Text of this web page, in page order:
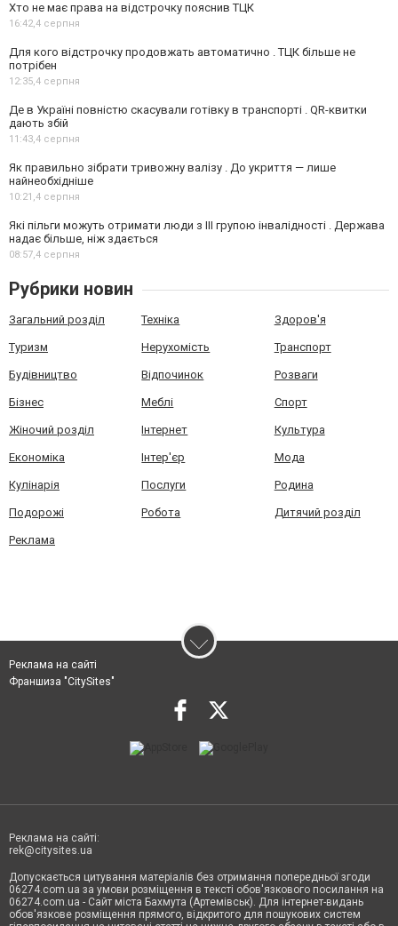
Хто не має права на відстрочку пояснив ТЦК
16:42,4 серпня
Для кого відстрочку продовжать автоматично . ТЦК більше не
потрібен
12:35,4 серпня
Де в Україні повністю скасували готівку в транспорті . QR-квитки
дають збій
11:43,4 серпня
Як правильно зібрати тривожну валізу . До укриття — лише
найнеобхідніше
10:21,4 серпня
Які пільги можуть отримати люди з III групою інвалідності . Держава
надає більше, ніж здається
08:57,4 серпня
Рубрики новин
Загальний розділ Техніка Здоров'я
Туризм Нерухомість Транспорт
Будівництво Відпочинок Розваги
Бізнес Меблі Спорт
Жіночий розділ Інтернет Культура
Економіка Інтер'єр Мода
Кулінарія Послуги Родина
Подорожі Робота Дитячий розділ
Реклама
Реклама на сайті
Франшиза "CitySites"
Реклама на сайті:
rek@citysites.ua
Допускається цитування матеріалів без отримання попередньої згоди
06274.com.ua за умови розміщення в тексті обов'язкового посилання на
06274.com.ua - Сайт міста Бахмута (Артемівськ). Для інтернет-видань
обов'язкове розміщення прямого, відкритого для пошукових систем